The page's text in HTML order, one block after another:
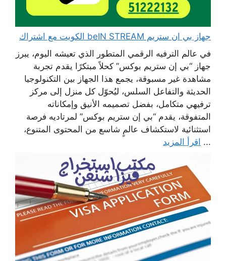
جهاز بي ان ستريم beIN STREAM الكويت مع اشتراك
في عالم الترفيه الرقمي المتطور الذي تعيشه اليوم، يبرز
جهاز “بي إن ستريم بوكس” كحلاً مبتكرًا يقدم تجربة
مشاهدة غير مسبوقة، يجمع هذا الجهاز بين التكنولوجيا
الحديثة والتفاعل السلس، ليُحوّل كل منزل إلى مركز
ترفيهي متكامل، بفضل تصميمه الأنيق وإمكاناته
المتفوقة، يقدم “بي إن ستريم بوكس” لمرتاديه فرصة
استثنائية لاستكشاف عالمٍ شاسع من المحتوى المتنوع،
... اقرأ المزيد